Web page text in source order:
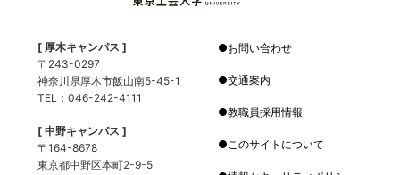
[ 厚木キャンパス ]
〒243-0297
神奈川県厚木市飯山南5-45-1
TEL：046-242-4111
[ 中野キャンパス ]
〒164-8678
東京都中野区本町2-9-5
お問い合わせ
交通案内
教職員採用情報
このサイトについて